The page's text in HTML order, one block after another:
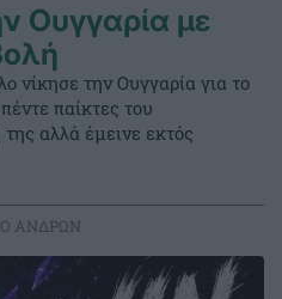
Ουγγαρία με
νίκησε την Ουγγαρία για το
παίκτες του
αλλά έμεινε εκτός
ΑΝΔΡΩΝ